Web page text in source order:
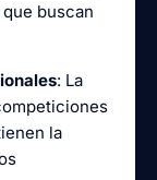
buscan
: La
la